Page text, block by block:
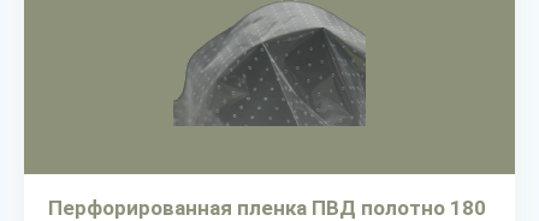
Перфорированная пленка ПВД полотно 180